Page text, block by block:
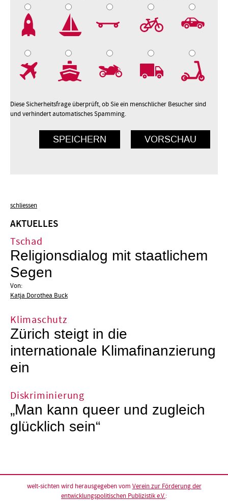
Diese Sicherheitsfrage überprüft, ob Sie ein menschlicher Besucher sind
und verhindert automatisches Spamming.
schliessen
AKTUELLES
Tschad
Religionsdialog mit staatlichem
Segen
Von:
Katja Dorothea Buck
Klimaschutz
Zürich steigt in die
internationale Klimafinanzierung
ein
Diskriminierung
„Man kann queer und zugleich
glücklich sein“
welt-sichten wird herausgegeben vom Verein zur Förderung der
entwicklungspolitischen Publizistik e.V.: